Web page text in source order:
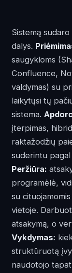
Sistemą
dalys.
saugykloms
Confluence,
valdymas) su
laikytųsi tų
sistema.
įterpimas,
raktažodžių
suderintu
Peržiūra:
programėlė,
su
vietoje.
atsakymą, o
Vykdymas:
struktūruotą
naudotojo